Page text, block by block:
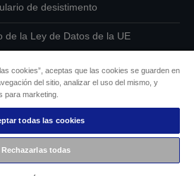
de desistimento
de la Ley de Datos de la UE
sobre cookies
de accesibilidad de Epson
© 2026 Seiko Epson
cookies”, aceptas que las cookies se guarden en
del sitio, analizar el uso del mismo, y
para marketing.
todas las cookies
Rechazarlas todas